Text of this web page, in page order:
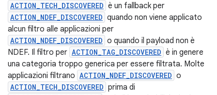
ACTION_TECH_DISCOVERED è un fallback per
ACTION_NDEF_DISCOVERED quando non viene applicato
alcun filtro alle applicazioni per
ACTION_NDEF_DISCOVERED o quando il payload non è
NDEF. Il filtro per ACTION_TAG_DISCOVERED è in genere
una categoria troppo generica per essere filtrata. Molte
applicazioni filtrano ACTION_NDEF_DISCOVERED o
ACTION_TECH_DISCOVERED prima di